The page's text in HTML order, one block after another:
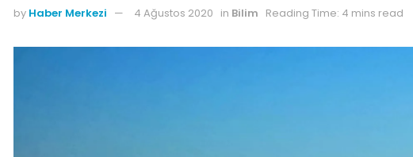
by Haber Merkezi 4 Ağustos 2020 in Bilim Reading Time: 4 mins read